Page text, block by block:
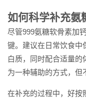
如何科学补充氨
尽管999氨糖软骨素加
键。建议在日常饮食中
白质，同时配合适量
为一种辅助的方式，但
在补充的过程中，好按